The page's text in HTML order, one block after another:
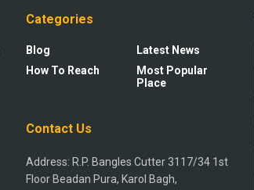
Categories
Blog
How To Reach
Latest News
Most Popular
Place
Contact Us
Address: R.P. Bangles Cutter 3117/34 1st
Floor Beadan Pura, Karol Bagh,